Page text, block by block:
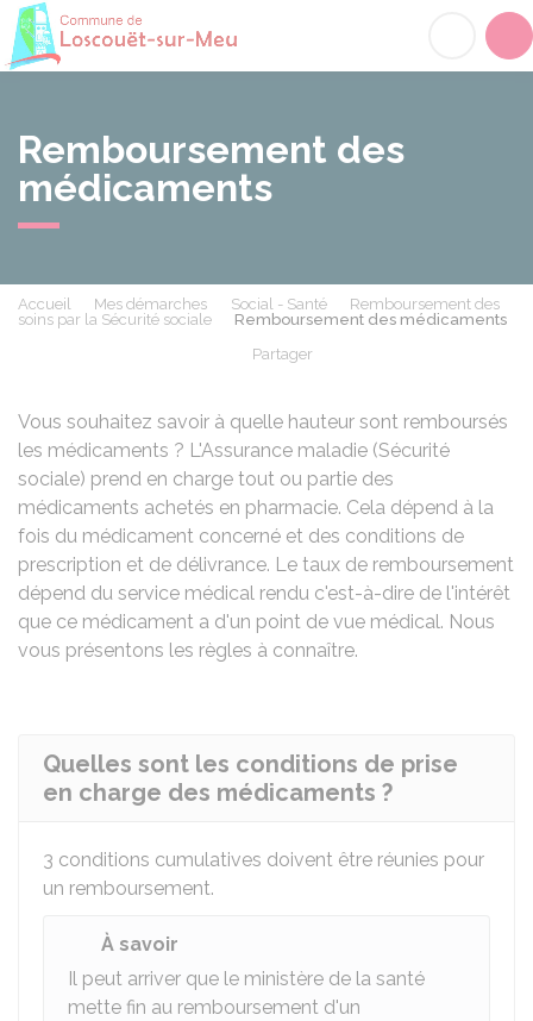
Remboursement des
médicaments
Accueil Mes démarches Social - Santé
Remboursement des
soins par la Sécurité sociale
Remboursement des médicaments
Partager
Vous souhaitez savoir à quelle hauteur sont remboursés
les médicaments ? L'Assurance maladie (Sécurité
sociale) prend en charge tout ou partie des
médicaments achetés en pharmacie. Cela dépend à la
fois du médicament concerné et des conditions de
prescription et de délivrance. Le taux de remboursement
dépend du service médical rendu c'est-à-dire de l'intérêt
que ce médicament a d'un point de vue médical. Nous
vous présentons les règles à connaître.
Quelles sont les conditions de prise
en charge des médicaments ?
3 conditions cumulatives doivent être réunies pour
un remboursement.
À savoir
Il peut arriver que le ministère de la santé
mette fin au remboursement d'un